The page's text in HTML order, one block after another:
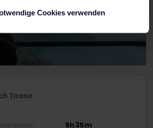
Cookies verwenden
Tirano
5h35m